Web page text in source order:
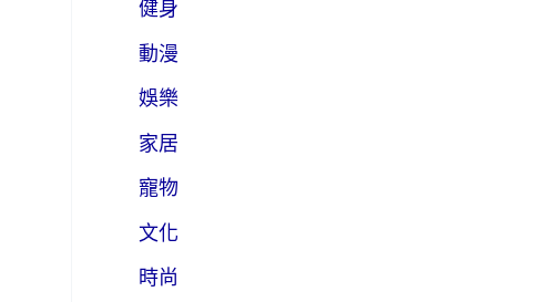
健身
動漫
娛樂
家居
寵物
文化
時尚